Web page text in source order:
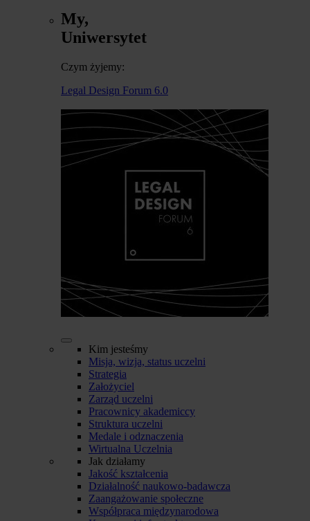
My,
Uniwersytet
Czym żyjemy:
Legal Design Forum 6.0
Kim jesteśmy
Misja, wizja, status uczelni
Strategia
Założyciel
Zarząd uczelni
Pracownicy akademiccy
Struktura uczelni
Medale i odznaczenia
Wirtualna Uczelnia
Jak działamy
Jakość kształcenia
Działalność naukowo-badawcza
Zaangażowanie społeczne
Współpraca międzynarodowa